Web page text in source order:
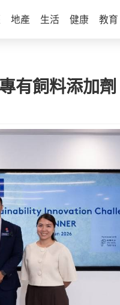
地產 生活 健康 教育
有飼料添加